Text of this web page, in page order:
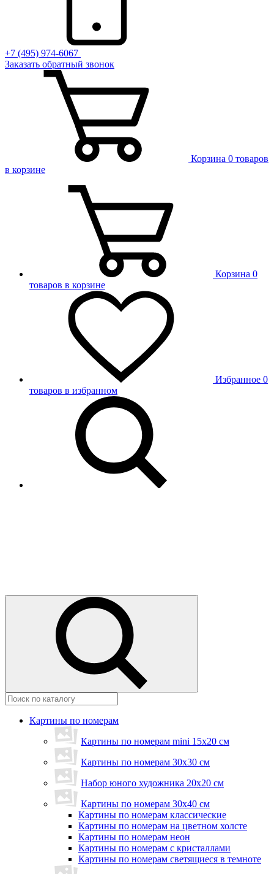
+7 (495) 974-6067
Заказать обратный звонок
Корзина 0 товаров
в корзине
Корзина 0
товаров в корзине
Избранное 0
товаров в избранном
Картины по номерам
Картины по номерам mini 15х20 см
Картины по номерам 30x30 см
Набор юного художника 20х20 см
Картины по номерам 30х40 см
Картины по номерам классические
Картины по номерам на цветном холсте
Картины по номерам неон
Картины по номерам с кристаллами
Картины по номерам светящиеся в темноте